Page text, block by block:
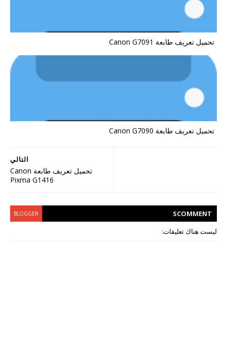
تحميل تعريف طابعة Canon G7091
تحميل تعريف طابعة Canon G7090
التالي
تحميل تعريف طابعة Canon
Pixma G1416
COMMENT
S
BLOGGER
ليست هناك تعليقات: